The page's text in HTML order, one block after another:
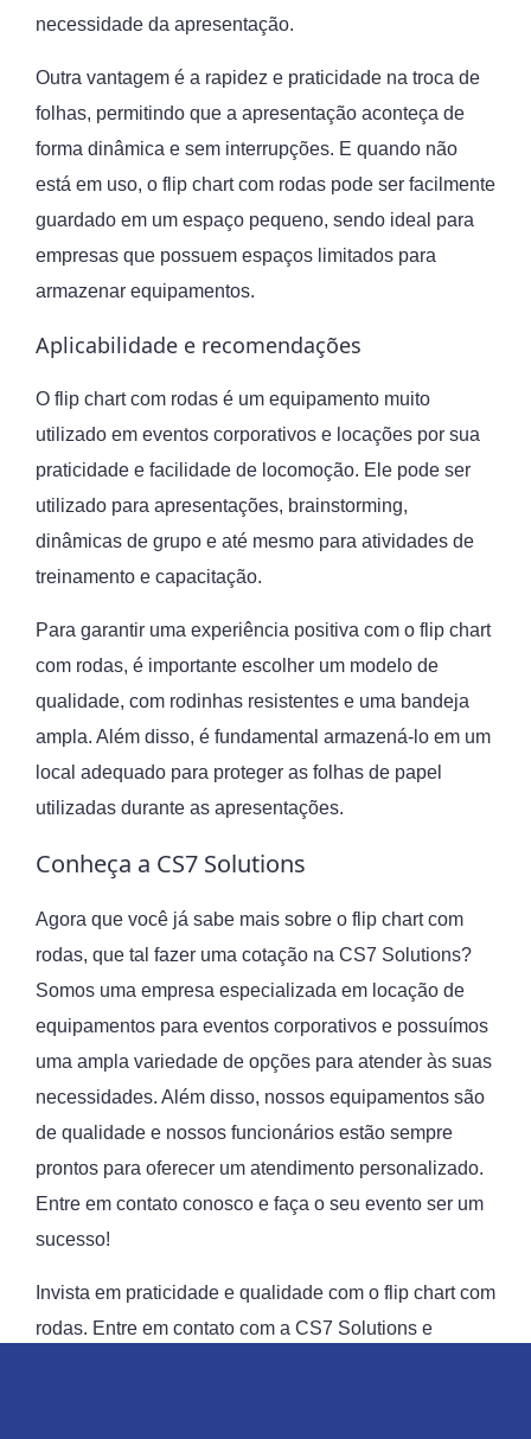
necessidade da apresentação.
Outra vantagem é a rapidez e praticidade na troca de
folhas, permitindo que a apresentação aconteça de
forma dinâmica e sem interrupções. E quando não
está em uso, o flip chart com rodas pode ser facilmente
guardado em um espaço pequeno, sendo ideal para
empresas que possuem espaços limitados para
armazenar equipamentos.
Aplicabilidade e recomendações
O flip chart com rodas é um equipamento muito
utilizado em eventos corporativos e locações por sua
praticidade e facilidade de locomoção. Ele pode ser
utilizado para apresentações, brainstorming,
dinâmicas de grupo e até mesmo para atividades de
treinamento e capacitação.
Para garantir uma experiência positiva com o flip chart
com rodas, é importante escolher um modelo de
qualidade, com rodinhas resistentes e uma bandeja
ampla. Além disso, é fundamental armazená-lo em um
local adequado para proteger as folhas de papel
utilizadas durante as apresentações.
Conheça a CS7 Solutions
Agora que você já sabe mais sobre o flip chart com
rodas, que tal fazer uma cotação na CS7 Solutions?
Somos uma empresa especializada em locação de
equipamentos para eventos corporativos e possuímos
uma ampla variedade de opções para atender às suas
necessidades. Além disso, nossos equipamentos são
de qualidade e nossos funcionários estão sempre
prontos para oferecer um atendimento personalizado.
Entre em contato conosco e faça o seu evento ser um
sucesso!
Invista em praticidade e qualidade com o flip chart com
rodas. Entre em contato com a CS7 Solutions e